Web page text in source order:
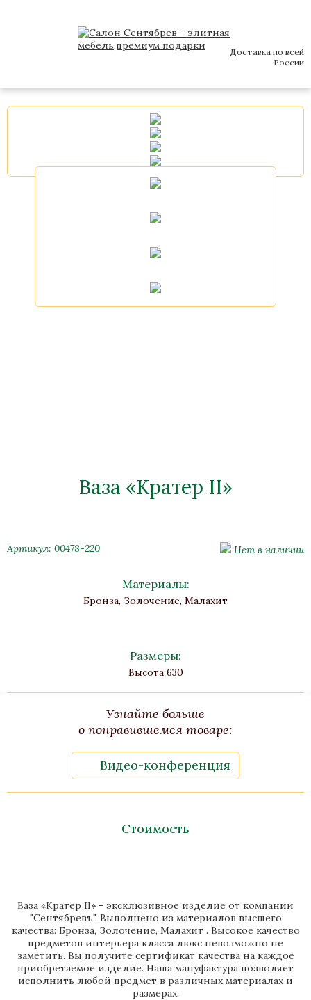
Доставка по всей
России
Ваза «Кратер II»
Артикул: 00478-220 Нет в наличии
Материалы:
Бронза, Золочение, Малахит
Размеры:
Высота 630
Узнайте больше
о понравившемся товаре:
Видео-конференция
Стоимость
Ваза «Кратер II» - эксклюзивное изделие от компании
"Сентябревъ". Выполнено из материалов высшего
качества: Бронза, Золочение, Малахит . Высокое качество
предметов интерьера класса люкс невозможно не
заметить. Вы получите сертификат качества на каждое
приобретаемое изделие. Наша мануфактура позволяет
исполнить любой предмет в различных материалах и
размерах.